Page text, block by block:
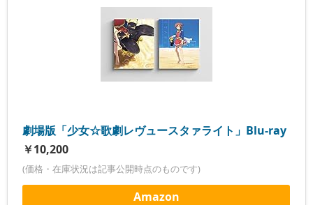
劇場版「少女☆歌劇レヴュースタァライト」Blu-ray
￥10,200
(価格・在庫状況は記事公開時点のものです)
Amazon